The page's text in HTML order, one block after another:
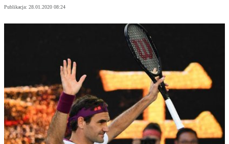
Publikacja: 28.01.2020 08:24